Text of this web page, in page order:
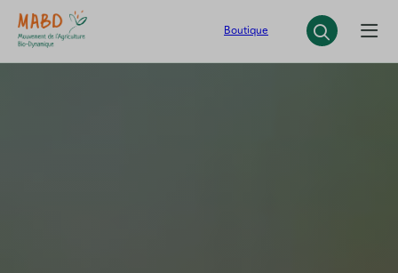
Panneau de gestion des cookies
Boutique